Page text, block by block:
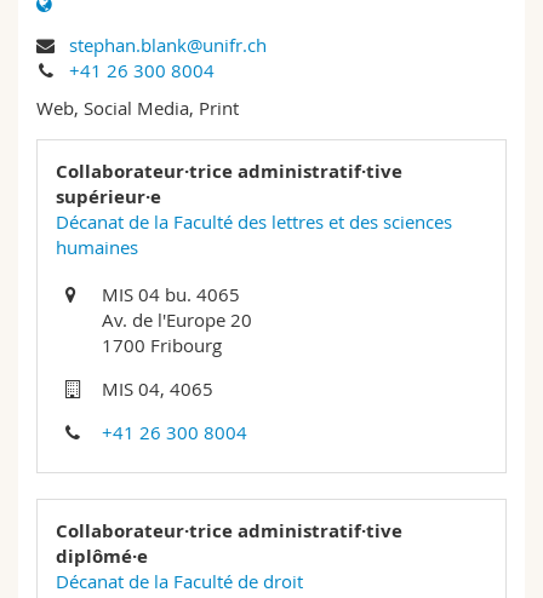
Recherche
Université
Formation continue
Sciences économiques et sociales et management
Lettres et sciences humaines
Sciences de l'éducation et de la formation
Interfacultaire
Futurs étudiants
Etudiants
Médias
Chercheurs
Doctorants
Ressources
Annuaire du personnel
Plan d'accès
Bibliothèques
Programme des cours
Recherche avancée
stephan.blank@unifr.ch
+41 26 300 8004
Web, Social Media, Print
Collaborateur·trice administratif·tive
supérieur·e
Décanat de la Faculté des lettres et des sciences
humaines
MIS 04 bu. 4065
Av. de l'Europe 20
1700 Fribourg
MIS 04, 4065
+41 26 300 8004
Collaborateur·trice administratif·tive
diplômé·e
Décanat de la Faculté de droit